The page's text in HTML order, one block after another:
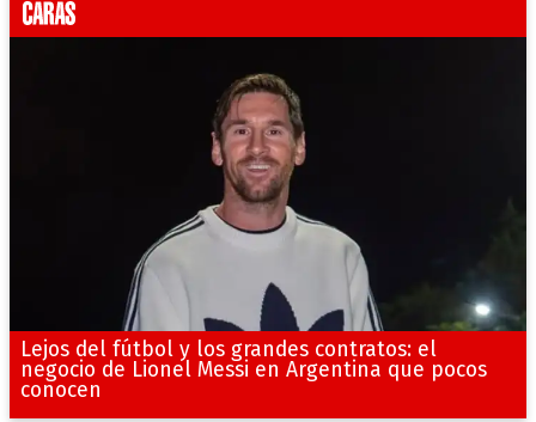
Lejos del fútbol y los grandes contratos: el
negocio de Lionel Messi en Argentina que pocos
conocen